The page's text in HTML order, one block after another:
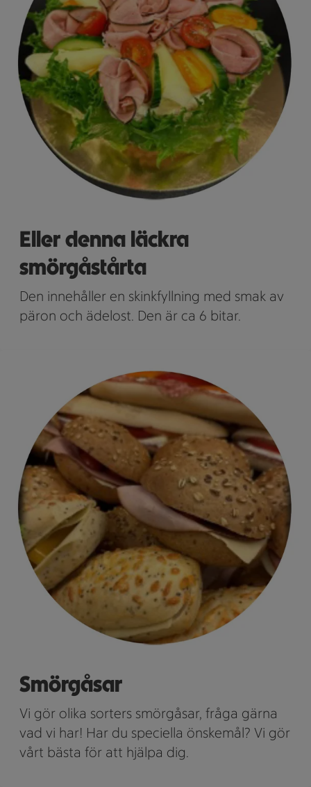
Eller denna läckra
smörgåstårta
Den innehåller en skinkfyllning med smak av
päron och ädelost. Den är ca 6 bitar.
Smörgåsar
Vi gör olika sorters smörgåsar, fråga gärna
vad vi har! Har du speciella önskemål? Vi gör
vårt bästa för att hjälpa dig.